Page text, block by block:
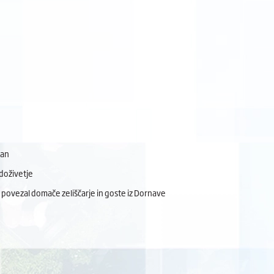
domače zeliščarje in goste iz Dornave